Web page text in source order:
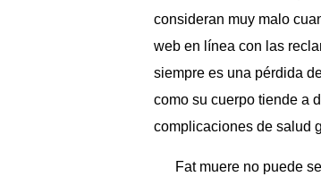
consideran muy malo
web en línea con las
siempre es una pérdida
como su cuerpo tiende a
complicaciones de salud
Fat muere no puede